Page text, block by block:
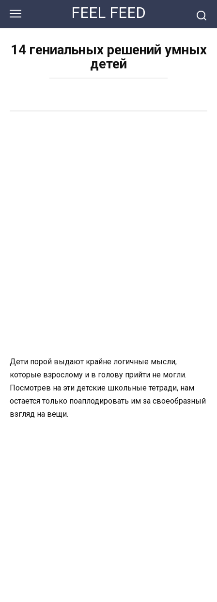
контенту
FEEL FEED
14 гениальных решений умных
детей
Дети порой выдают крайне логичные мысли,
которые взрослому и в голову прийти не могли.
Посмотрев на эти детские школьные тетради, нам
остается только поаплодировать им за своеобразный
взгляд на вещи.